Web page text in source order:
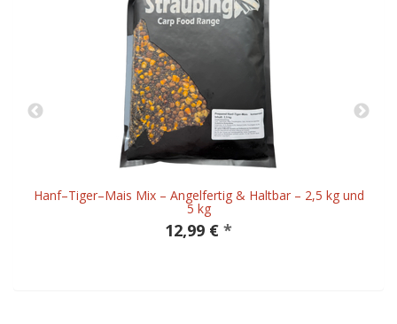
Hanf–Tiger–Mais Mix – Angelfertig & Haltbar – 2,5 kg und
5 kg
12,99 € *